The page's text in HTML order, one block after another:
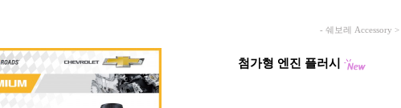
- 쉐보레 Accessory >
첨가형 엔진 플러시